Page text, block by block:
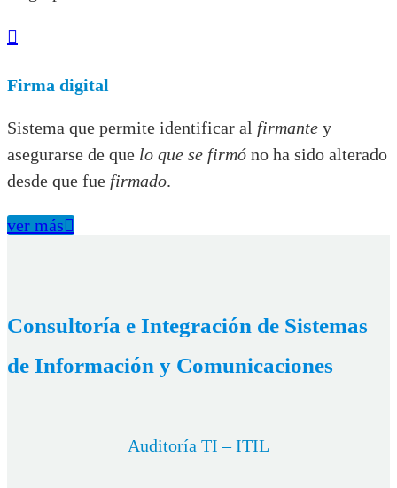

Firma digital
Sistema que permite identificar al firmante y
asegurarse de que lo que se firmó no ha sido alterado
desde que fue firmado.
ver más
Consultoría e Integración de Sistemas
de Información y Comunicaciones
Auditoría TI – ITIL